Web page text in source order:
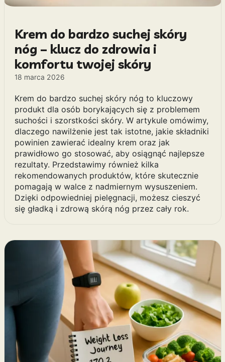
Krem do bardzo suchej skóry
nóg – klucz do zdrowia i
komfortu twojej skóry
18 marca 2026
Krem do bardzo suchej skóry nóg to kluczowy
produkt dla osób borykających się z problemem
suchości i szorstkości skóry. W artykule omówimy,
dlaczego nawilżenie jest tak istotne, jakie składniki
powinien zawierać idealny krem oraz jak
prawidłowo go stosować, aby osiągnąć najlepsze
rezultaty. Przedstawimy również kilka
rekomendowanych produktów, które skutecznie
pomagają w walce z nadmiernym wysuszeniem.
Dzięki odpowiedniej pielęgnacji, możesz cieszyć
się gładką i zdrową skórą nóg przez cały rok.